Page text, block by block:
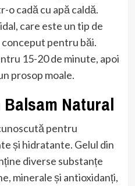
o cadă cu apă caldă.
care este un tip de
conceput pentru băi.
15-20 de minute, apoi
prosop moale.
Balsam Natural
pentru
și hidratante. Gelul din
diverse substanțe
minerale și antioxidanți,